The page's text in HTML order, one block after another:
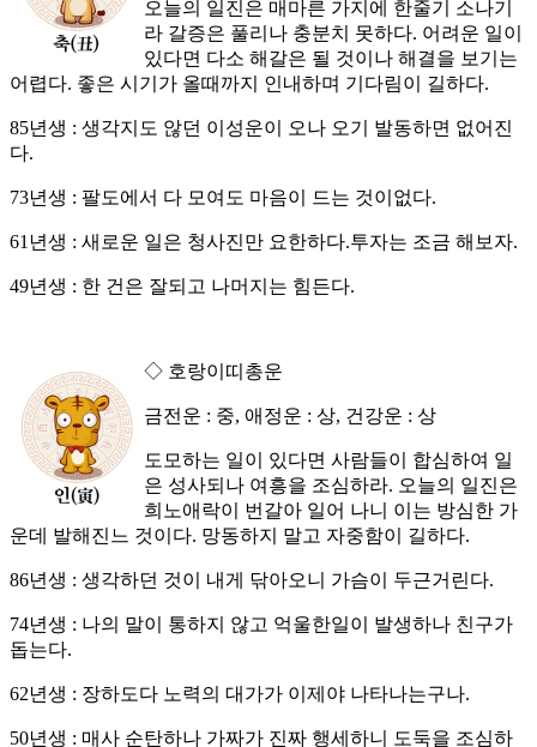
오늘의 일진은 매마른 가지에 한줄기 소나기
라 갈증은 풀리나 충분치 못하다. 어려운 일이
있다면 다소 해갈은 될 것이나 해결을 보기는
어렵다. 좋은 시기가 올때까지 인내하며 기다림이 길하다.
85년생 : 생각지도 않던 이성운이 오나 오기 발동하면 없어진
다.
73년생 : 팔도에서 다 모여도 마음이 드는 것이없다.
61년생 : 새로운 일은 청사진만 요한하다.투자는 조금 해보자.
49년생 : 한 건은 잘되고 나머지는 힘든다.
◇ 호랑이띠총운
금전운 : 중, 애정운 : 상, 건강운 : 상
도모하는 일이 있다면 사람들이 합심하여 일
은 성사되나 여흥을 조심하라. 오늘의 일진은
희노애락이 번갈아 일어 나니 이는 방심한 가
운데 발해진느 것이다. 망동하지 말고 자중함이 길하다.
86년생 : 생각하던 것이 내게 닦아오니 가슴이 두근거린다.
74년생 : 나의 말이 통하지 않고 억울한일이 발생하나 친구가
돕는다.
62년생 : 장하도다 노력의 대가가 이제야 나타나는구나.
50년생 : 매사 순탄하나 가짜가 진짜 행세하니 도둑을 조심하